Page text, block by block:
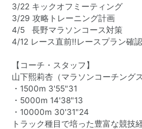
3/22 キックオフミーティング
3/29 攻略トレーニング計画
4/5 長野マラソンコース対策
4/12 レース直前!!レースプラン確認
【コーチ・スタッフ】
山下熙莉杏（マラソンコーチング
・1500m 3'55"31
・5000m 14'38"13
・10000m 30'31"24
トラック種目で培った豊富な競技